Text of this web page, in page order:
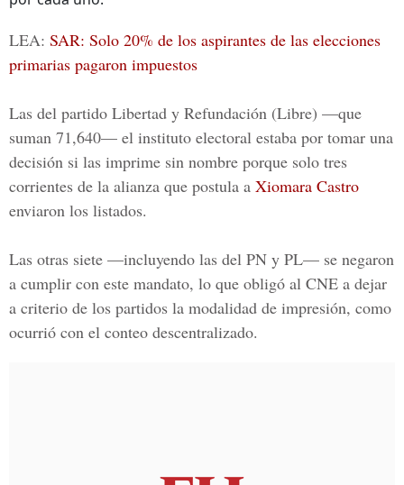
LEA: SAR: Solo 20% de los aspirantes de las elecciones
primarias pagaron impuestos
Las del partido Libertad y Refundación (Libre) —que
suman 71,640— el instituto electoral estaba por tomar una
decisión si las imprime sin nombre porque solo tres
corrientes de la alianza que postula a Xiomara Castro
enviaron los listados.
Las otras siete —incluyendo las del PN y PL— se negaron
a cumplir con este mandato, lo que obligó al CNE a dejar
a criterio de los partidos la modalidad de impresión, como
ocurrió con el conteo descentralizado.